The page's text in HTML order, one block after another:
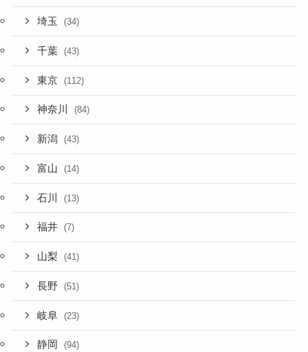
埼玉 (34)
千葉 (43)
東京 (112)
神奈川 (84)
新潟 (43)
富山 (14)
石川 (13)
福井 (7)
山梨 (41)
長野 (51)
岐阜 (23)
静岡 (94)